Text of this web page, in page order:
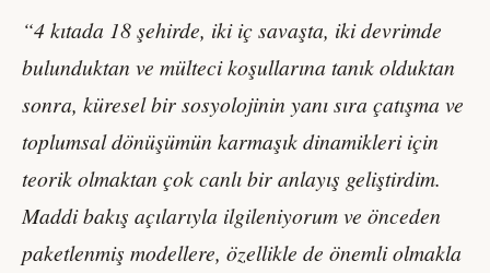
“4 kıtada 18 şehirde, iki iç savaşta, iki devrimde
bulunduktan ve mülteci koşullarına tanık olduktan
sonra, küresel bir sosyolojinin yanı sıra çatışma ve
toplumsal dönüşümün karmaşık dinamikleri için
teorik olmaktan çok canlı bir anlayış geliştirdim.
Maddi bakış açılarıyla ilgileniyorum ve önceden
paketlenmiş modellere, özellikle de önemli olmakla